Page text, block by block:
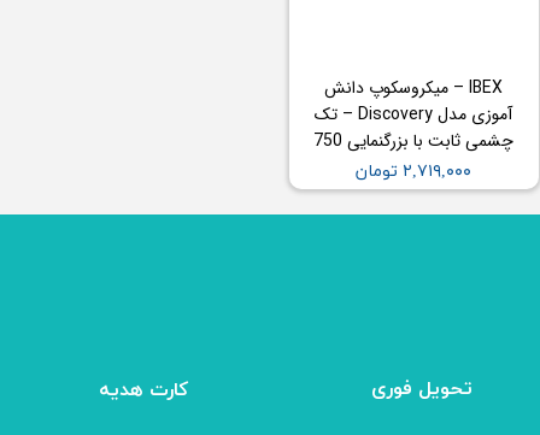
IBEX – میکروسکوپ دانش
آموزی مدل Discovery – تک
چشمی ثابت با بزرگنمایی 750
۲,۷۱۹,۰۰۰ تومان
تحویل فوری کارت هدیه